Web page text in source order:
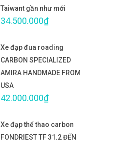
Taiwant gần như mới
34.500.000₫
Xe đạp đua roading
CARBON SPECIALIZED
AMIRA HANDMADE FROM
USA
42.000.000₫
Xe đạp thể thao carbon
FONDRIEST TF 31.2 ĐẾN